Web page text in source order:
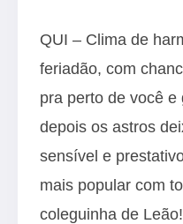
QUI – Clima de
feriadão, com
pra perto de você
depois os astros
sensível e
mais popular com
coleguinha de